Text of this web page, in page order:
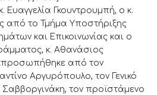
Ευαγγελία Γκουντρουμπή, o κ.
από το Τμήμα Υποστήριξης
και Επικοινωνίας και ο
κ. Αθανάσιος
από τον
Αργυρόπουλο, τον Γενικό
Σαββοργινάκη, τον προϊστάμενο